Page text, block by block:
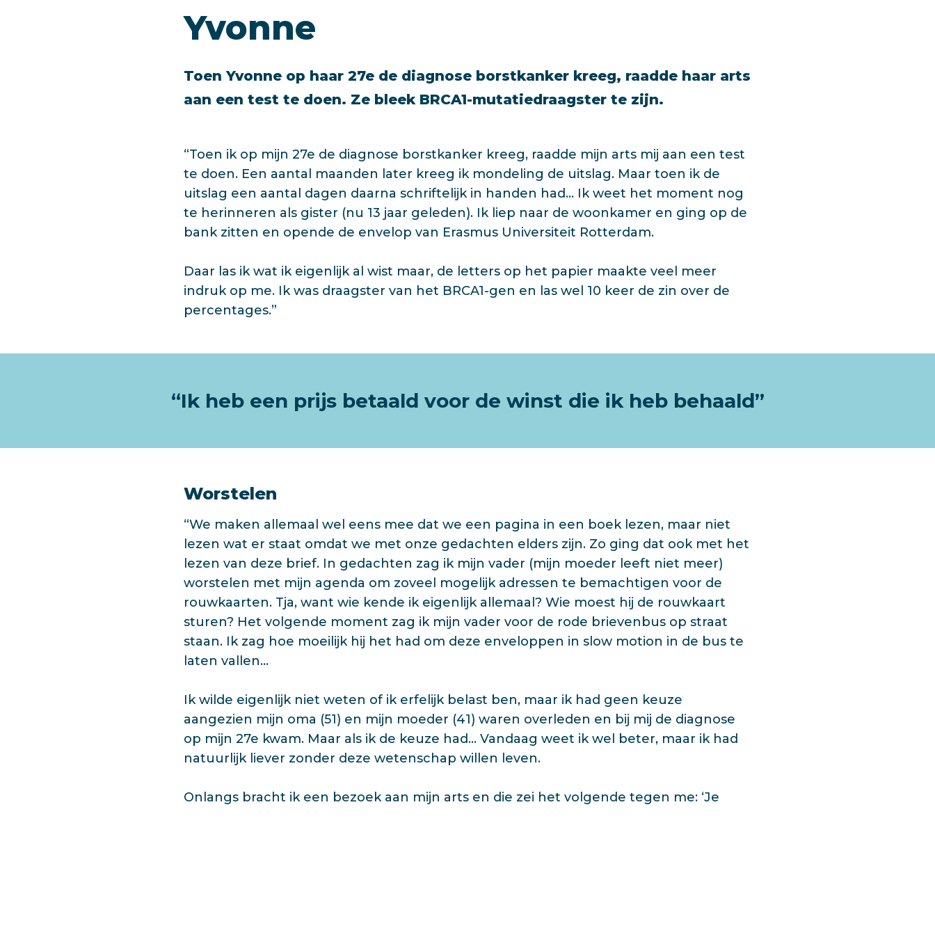
Yvonne
Toen Yvonne op haar 27e de diagnose borstkanker kreeg, raadde haar arts
aan een test te doen. Ze bleek BRCA1-mutatiedraagster te zijn.
“Toen ik op mijn 27e de diagnose borstkanker kreeg, raadde mijn arts mij aan een test
te doen. Een aantal maanden later kreeg ik mondeling de uitslag. Maar toen ik de
uitslag een aantal dagen daarna schriftelijk in handen had… Ik weet het moment nog
te herinneren als gister (nu 13 jaar geleden). Ik liep naar de woonkamer en ging op de
bank zitten en opende de envelop van Erasmus Universiteit Rotterdam.
Daar las ik wat ik eigenlijk al wist maar, de letters op het papier maakte veel meer
indruk op me. Ik was draagster van het BRCA1-gen en las wel 10 keer de zin over de
percentages.”
“Ik heb een prijs betaald voor de winst die ik heb behaald”
Worstelen
“We maken allemaal wel eens mee dat we een pagina in een boek lezen, maar niet
lezen wat er staat omdat we met onze gedachten elders zijn. Zo ging dat ook met het
lezen van deze brief. In gedachten zag ik mijn vader (mijn moeder leeft niet meer)
worstelen met mijn agenda om zoveel mogelijk adressen te bemachtigen voor de
rouwkaarten. Tja, want wie kende ik eigenlijk allemaal? Wie moest hij de rouwkaart
sturen? Het volgende moment zag ik mijn vader voor de rode brievenbus op straat
staan. Ik zag hoe moeilijk hij het had om deze enveloppen in slow motion in de bus te
laten vallen…
Ik wilde eigenlijk niet weten of ik erfelijk belast ben, maar ik had geen keuze
aangezien mijn oma (51) en mijn moeder (41) waren overleden en bij mij de diagnose
op mijn 27e kwam. Maar als ik de keuze had… Vandaag weet ik wel beter, maar ik had
natuurlijk liever zonder deze wetenschap willen leven.
Onlangs bracht ik een bezoek aan mijn arts en die zei het volgende tegen me: ‘Je